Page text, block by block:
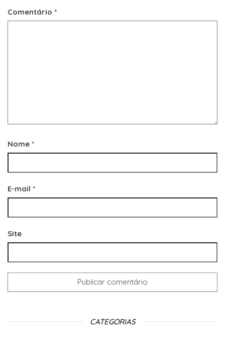
Comentário *
Nome *
E-mail *
Site
CATEGORIAS